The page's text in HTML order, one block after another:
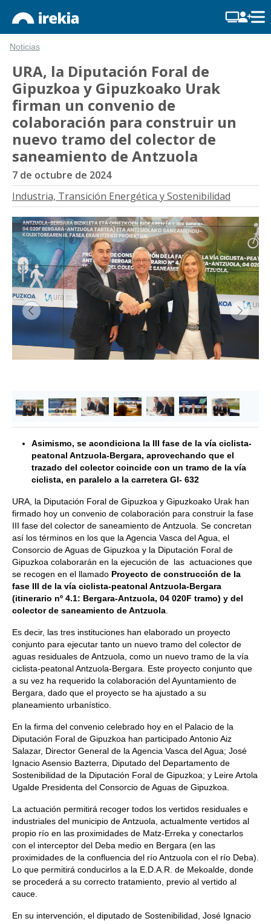
Noticias
URA, la Diputación Foral de
Gipuzkoa y Gipuzkoako Urak
firman un convenio de
colaboración para construir un
nuevo tramo del colector de
saneamiento de Antzuola
7 de octubre de 2024
Industria, Transición Energética y Sostenibilidad
&lsaquo; Anterior
Asimismo, se acondiciona la III fase de la vía ciclista-
peatonal Antzuola-Bergara, aprovechando que el
trazado del colector coincide con un tramo de la vía
ciclista, en paralelo a la carretera GI- 632
URA, la Diputación Foral de Gipuzkoa y Gipuzkoako Urak han
firmado hoy un convenio de colaboración para construir la fase
III fase del colector de saneamiento de Antzuola. Se concretan
así los términos en los que la Agencia Vasca del Agua, el
Consorcio de Aguas de Gipuzkoa y la Diputación Foral de
Gipuzkoa colaborarán en la ejecución de las actuaciones que
se recogen en el llamado Proyecto de construcción de la
fase III de la vía ciclista-peatonal Antzuola-Bergara
(itinerario nº 4.1: Bergara-Antzuola, 04 020F tramo) y del
colector de saneamiento de Antzuola
Es decir, las tres instituciones han elaborado un proyecto
conjunto para ejecutar tanto un nuevo tramo del colector de
aguas residuales de Antzuola, como un nuevo tramo de la vía
ciclista-peatonal Antzuola-Bergara. Este proyecto conjunto que
a su vez ha requerido la colaboración del Ayuntamiento de
Bergara, dado que el proyecto se ha ajustado a su
planeamiento urbanístico.
En la firma del convenio celebrado hoy en el Palacio de la
Diputación Foral de Gipuzkoa han participado Antonio Aiz
Salazar, Director General de la Agencia Vasca del Agua; José
Ignacio Asensio Bazterra, Diputado del Departamento de
Sostenibilidad de la Diputación Foral de Gipuzkoa; y Leire Artola
Ugalde Presidenta del Consorcio de Aguas de Gipuzkoa.
La actuación permitirá recoger todos los vertidos residuales e
industriales del municipio de Antzuola, actualmente vertidos al
propio río en las proximidades de Matz-Erreka y conectarlos
con el interceptor del Deba medio en Bergara (en las
proximidades de la confluencia del río Antzuola con el río Deba).
Lo que permitirá conducirlos a la E.D.A.R. de Mekoalde, donde
se procederá a su correcto tratamiento, previo al vertido al
cauce.
En su intervención, el diputado de Sostenibilidad, José Ignacio